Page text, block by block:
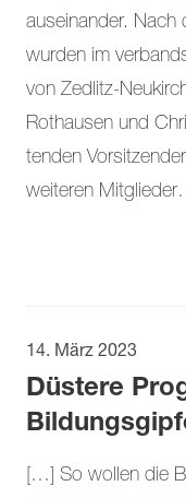
auseinander. Nach
wurden im
von Zedlitz-
Rothausen und
tenden
weiteren
14. März 2023
Düstere
[…] So wollen die